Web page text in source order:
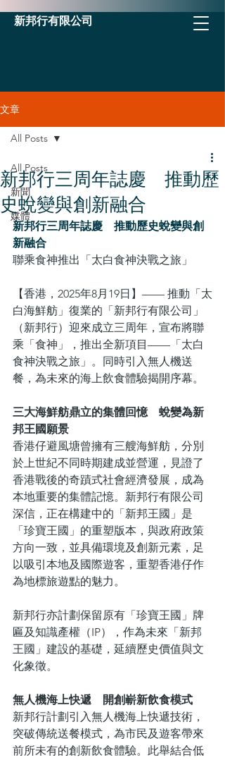
新邦行有限公司
文章
All Posts
新聞
媒體
All Posts
新邦行三周年誌慶 推動歷
史蛻變與創新融合
新邦行三周年誌慶　推動歷史蛻變與創
新融合
聯乘食神推出「太白食神決戰之旅」
【香港，2025年8月19日】—— 推動「太
白海鮮舫」復業的「新邦行有限公司」
（新邦行）迎來成立三周年，宣布將聯
乘「食神」，推出全新項目——「太白
食神決戰之旅」。同時引入無人機送
餐，為未來的海上飲食體驗揭開序幕。
三大海鮮舫鼎立的集體回憶　蛻變為新
邦王國願景
香港仔避風塘曾擁有三艘海鮮舫，分別
於上世紀不同時期建成並營運，見證了
香港戰後的奇蹟式社會經濟發展，成為
本地重要的集體記憶。新邦行有限公司
深信，正在構建中的「新邦王國」是
「珍寶王國」的重塑版本，與政府政策
方向一致，並具備環境及創新元素，足
以吸引本地及國際遊客，重塑香港仔作
為地標旅遊點的魅力。
新邦行亦計劃保留原有「珍寶王國」牌
匾及知識產權（IP），作為未來「新邦
王國」建設的基礎，延續歷史價值與文
化象徵。
無人機海上快遞　開創嶄新飲食模式
新邦行計劃引入無人機海上快遞技術，
突破傳統送餐模式，為市民及遊客帶來
前所未有的創新飲食體驗。此舉結合低